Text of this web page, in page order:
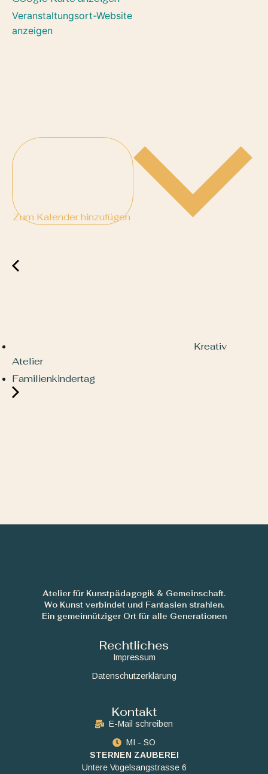
Veranstaltungsort-Website
anzeigen
Zum Kalender hinzufügen
Kreativ
Atelier
Familienkindertag
Atelier für Kunstpädagogik & Gemeinschaft.
Wo Kunst verbindet und Fantasien strahlen.
Ein gemeinnütziger Ort für alle Generationen
Rechtliches
Impressum
Datenschutzerklärung
Kontakt
E-Mail schreiben
MI - SO
STERNEN ZAUBEREI
Untere Vogelsangstrasse 6